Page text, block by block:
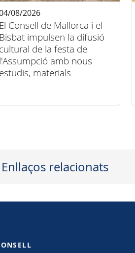
El Consell de Mallorca i el
Bisbat impulsen la difusió
cultural de la festa de
l'Assumpció amb nous
estudis, materials
08/2026
Enllaços relacionats